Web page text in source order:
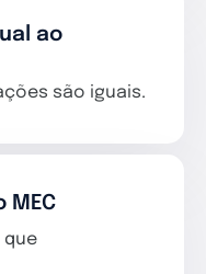
ao
são iguais.
MEC
que